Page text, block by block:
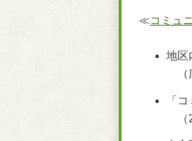
≪コミュ
地区
（
「
（